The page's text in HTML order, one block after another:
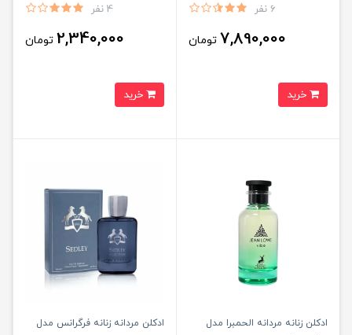
6 نفر
7,890,000 تومان
4 نفر
2,340,000 تومان
ادکلن زنانه مردانه الحمبرا مدل
ادكلن مردانه زنانه فرگرانس مدل